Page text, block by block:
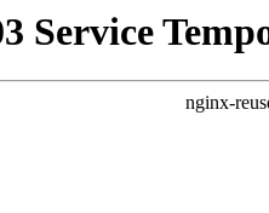
Service
nginx-